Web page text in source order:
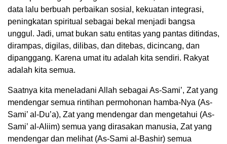
data lalu berbuah perbaikan sosial, kekuatan integrasi,
peningkatan spiritual sebagai bekal menjadi bangsa
unggul. Jadi, umat bukan satu entitas yang pantas ditindas,
dirampas, digilas, dilibas, dan ditebas, dicincang, dan
dipanggang. Karena umat itu adalah kita sendiri. Rakyat
adalah kita semua.
Saatnya kita meneladani Allah sebagai As-Sami’, Zat yang
mendengar semua rintihan permohonan hamba-Nya (As-
Sami’ al-Du’a), Zat yang mendengar dan mengetahui (As-
Sami’ al-Aliim) semua yang dirasakan manusia, Zat yang
mendengar dan melihat (As-Sami al-Bashir) semua